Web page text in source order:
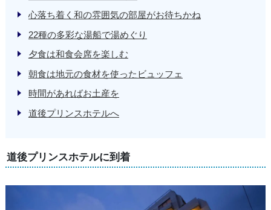
心落ち着く和の雰囲気の部屋がお待ちかね
22種の多彩な湯船で湯めぐり
夕食は和食会席を楽しむ
朝食は地元の食材を使ったビュッフェ
時間があればお土産を
道後プリンスホテルへ
道後プリンスホテルに到着